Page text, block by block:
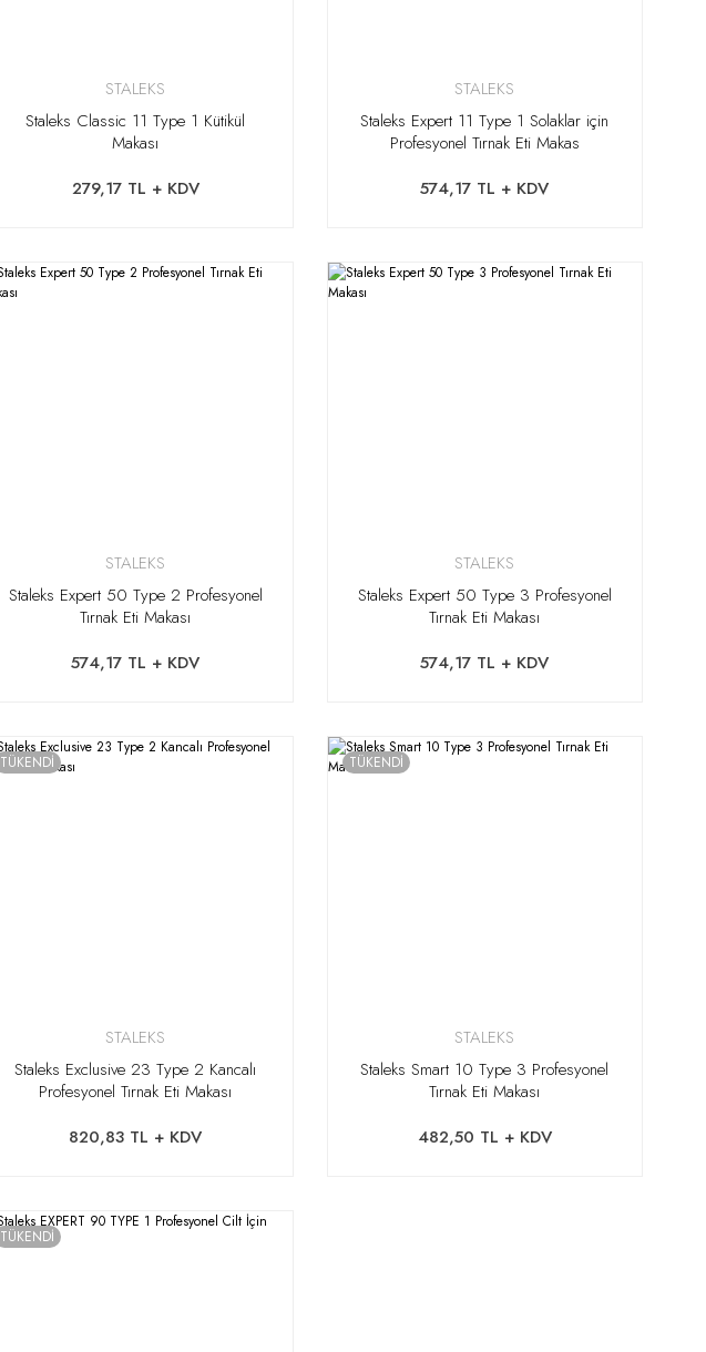
STALEKS
Staleks Classic 11 Type 1 Kütikül
Makası
279,17 TL + KDV
STALEKS
Staleks Expert 11 Type 1 Solaklar için
Profesyonel Tırnak Eti Makas
574,17 TL + KDV
STALEKS
Staleks Expert 50 Type 2 Profesyonel
Tırnak Eti Makası
574,17 TL + KDV
STALEKS
Staleks Expert 50 Type 3 Profesyonel
Tırnak Eti Makası
574,17 TL + KDV
TÜKENDİ
STALEKS
Staleks Exclusive 23 Type 2 Kancalı
Profesyonel Tırnak Eti Makası
820,83 TL + KDV
TÜKENDİ
STALEKS
Staleks Smart 10 Type 3 Profesyonel
Tırnak Eti Makası
482,50 TL + KDV
TÜKENDİ